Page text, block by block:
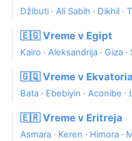
Džibuti · Ali Sabih · Dikhil ·
🇪🇬 Vreme v Egipt
Kairo · Aleksandrija · Giza ·
🇬🇶 Vreme v
Bata · Ebebiyin · Aconibe ·
🇪🇷 Vreme v Eritreja
Asmara · Keren · Himora ·